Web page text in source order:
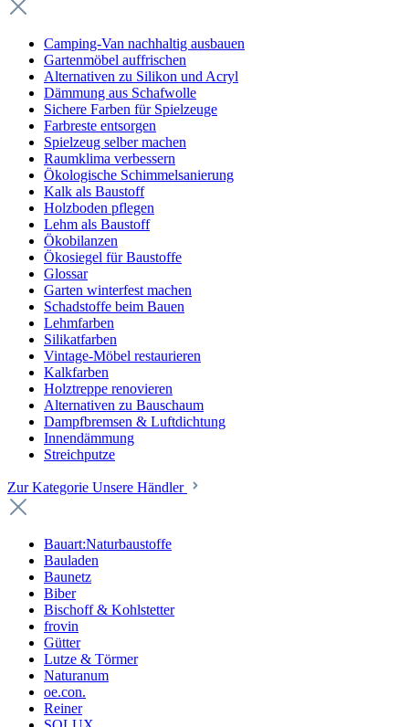
Camping-Van nachhaltig ausbauen
Gartenmöbel auffrischen
Alternativen zu Silikon und Acryl
Dämmung aus Schafwolle
Sichere Farben für Spielzeuge
Farbreste entsorgen
Spielzeug selber machen
Raumklima verbessern
Ökologische Schimmelsanierung
Kalk als Baustoff
Holzboden pflegen
Lehm als Baustoff
Ökobilanzen
Ökosiegel für Baustoffe
Glossar
Garten winterfest machen
Schadstoffe beim Bauen
Lehmfarben
Silikatfarben
Vintage-Möbel restaurieren
Kalkfarben
Holztreppe renovieren
Alternativen zu Bauschaum
Dampfbremsen & Luftdichtung
Innendämmung
Streichputze
Zur Kategorie Unsere Händler
Bauart:Naturbaustoffe
Bauladen
Baunetz
Biber
Bischoff & Kohlstetter
frovin
Gütter
Lutze & Törmer
Naturanum
oe.con.
Reiner